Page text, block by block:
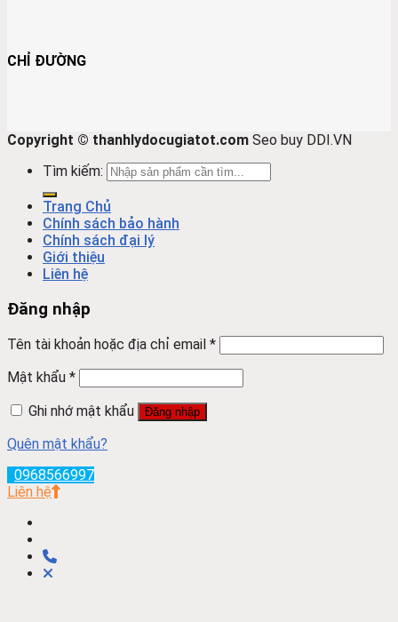
CHỈ ĐƯỜNG
Copyright © thanhlydocugiatot.com Seo buy DDI.VN
Tìm kiếm:
Trang Chủ
Chính sách bảo hành
Chính sách đại lý
Giới thiệu
Liên hệ
Đăng nhập
Tên tài khoản hoặc địa chỉ email *
Mật khẩu *
Ghi nhớ mật khẩu
Đăng nhập
Quên mật khẩu?
0968566997
Liên hệ